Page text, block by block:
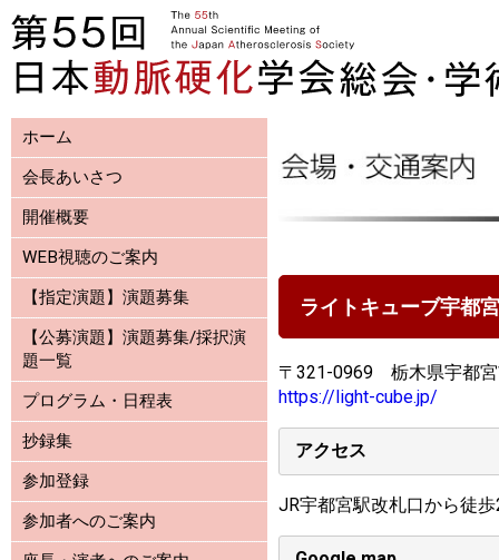
ライトキューブ宇都
〒321-0969 栃木県宇都
https://light-cube.jp/
アクセス
JR宇都宮駅改札口から徒
ホーム
会長あいさつ
開催概要
WEB視聴のご案内
【指定演題】演題募集
【公募演題】演題募集/採択演
題一覧
プログラム・日程表
抄録集
参加登録
参加者へのご案内